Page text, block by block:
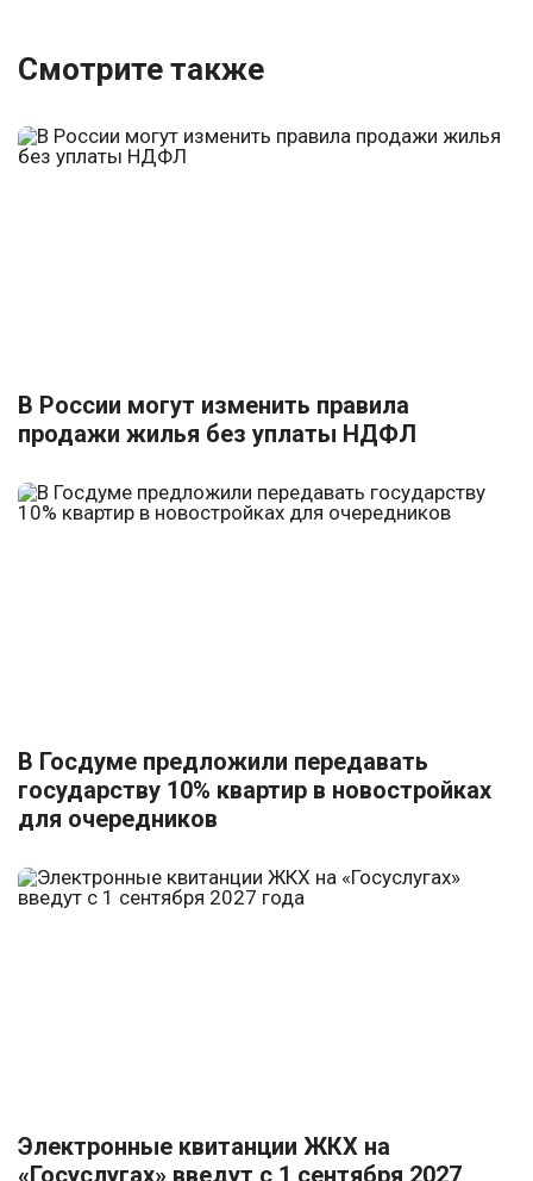
Смотрите также
В России могут изменить правила
продажи жилья без уплаты НДФЛ
В Госдуме предложили передавать
государству 10% квартир в новостройках
для очередников
Электронные квитанции ЖКХ на
«Госуслугах» введут с 1 сентября 2027